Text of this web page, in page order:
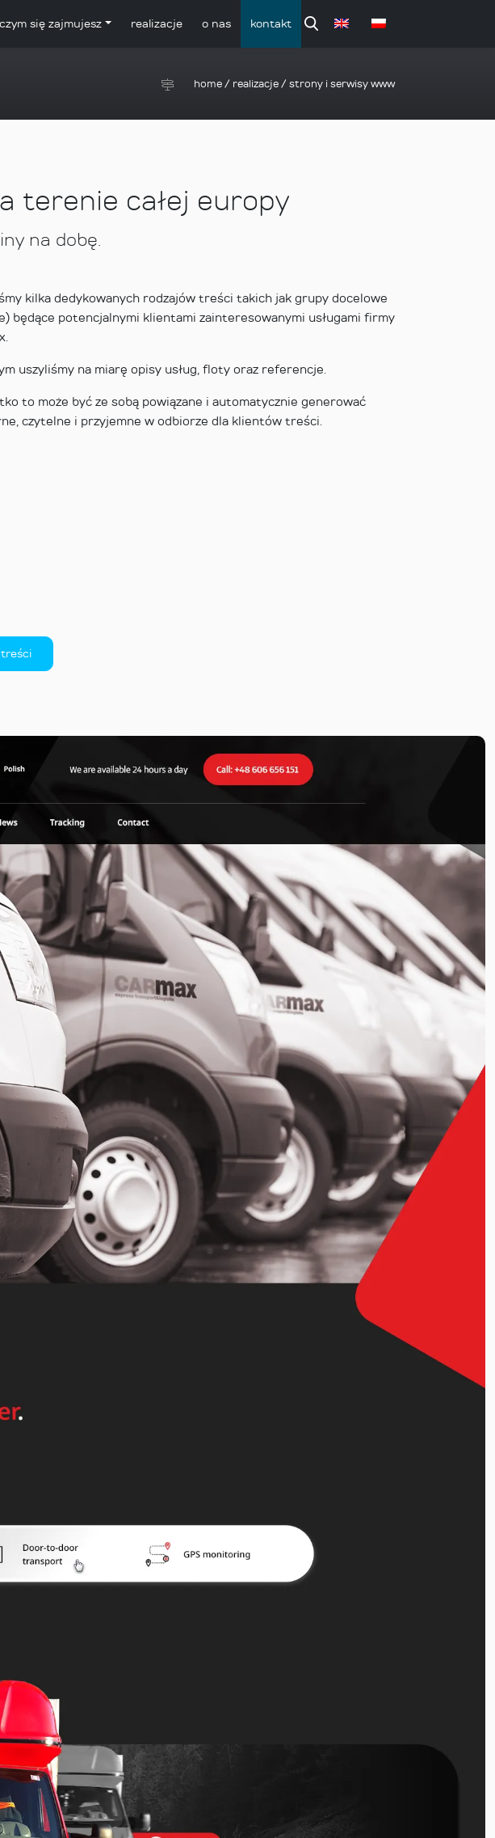
czym się zajmujesz realizacje o nas kontakt
home/ realizacje/strony i serwisy www
terenie całej europy
na dobę.
kilka dedykowanych rodzajów treści takich jak grupy docelowe
będące potencjalnymi klientami zainteresowanymi usługami firmy
uszyliśmy na miarę opisy usług, floty oraz referencje.
to może być ze sobą powiązane i automatycznie generować
czytelne i przyjemne w odbiorze dla klientów treści.